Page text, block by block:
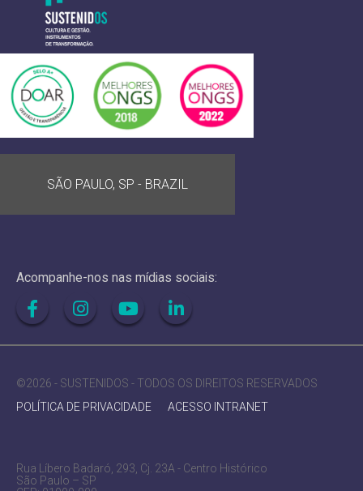
SÃO PAULO, SP - BRAZIL
Acompanhe-nos nas mídias sociais:
©2026 - SUSTENIDOS - TODOS OS DIREITOS RESERVADOS
POLÍTICA DE PRIVACIDADE
ACESSO INTRANET
Rua Líbero Badaró, 293, Cj. 23A - Centro Histórico
São Paulo – SP